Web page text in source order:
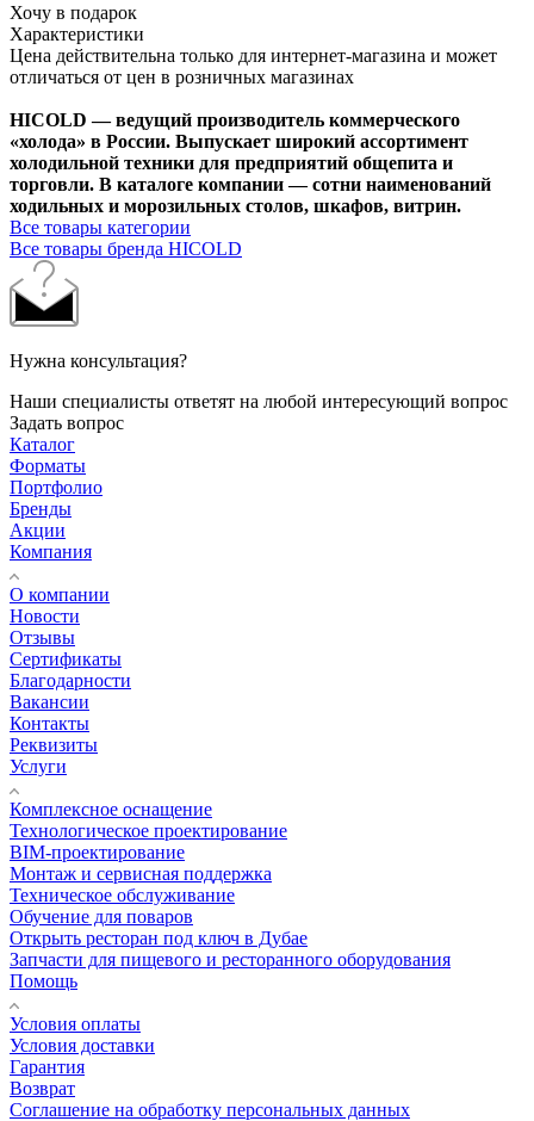
Хочу в подарок
Характеристики
Цена действительна только для интернет-магазина и может
отличаться от цен в розничных магазинах
HICOLD — ведущий производитель коммерческого
«холода» в России. Выпускает широкий ассортимент
холодильной техники для предприятий общепита и
торговли. В каталоге компании — сотни наименований
ходильных и морозильных столов, шкафов, витрин.
Все товары категории
Все товары бренда HICOLD
Нужна консультация?
Наши специалисты ответят на любой интересующий вопрос
Задать вопрос
Каталог
Форматы
Портфолио
Бренды
Акции
Компания
О компании
Новости
Отзывы
Сертификаты
Благодарности
Вакансии
Контакты
Реквизиты
Услуги
Комплексное оснащение
Технологическое проектирование
BIM-проектирование
Монтаж и сервисная поддержка
Техническое обслуживание
Обучение для поваров
Открыть ресторан под ключ в Дубае
Запчасти для пищевого и ресторанного оборудования
Помощь
Условия оплаты
Условия доставки
Гарантия
Возврат
Соглашение на обработку персональных данных